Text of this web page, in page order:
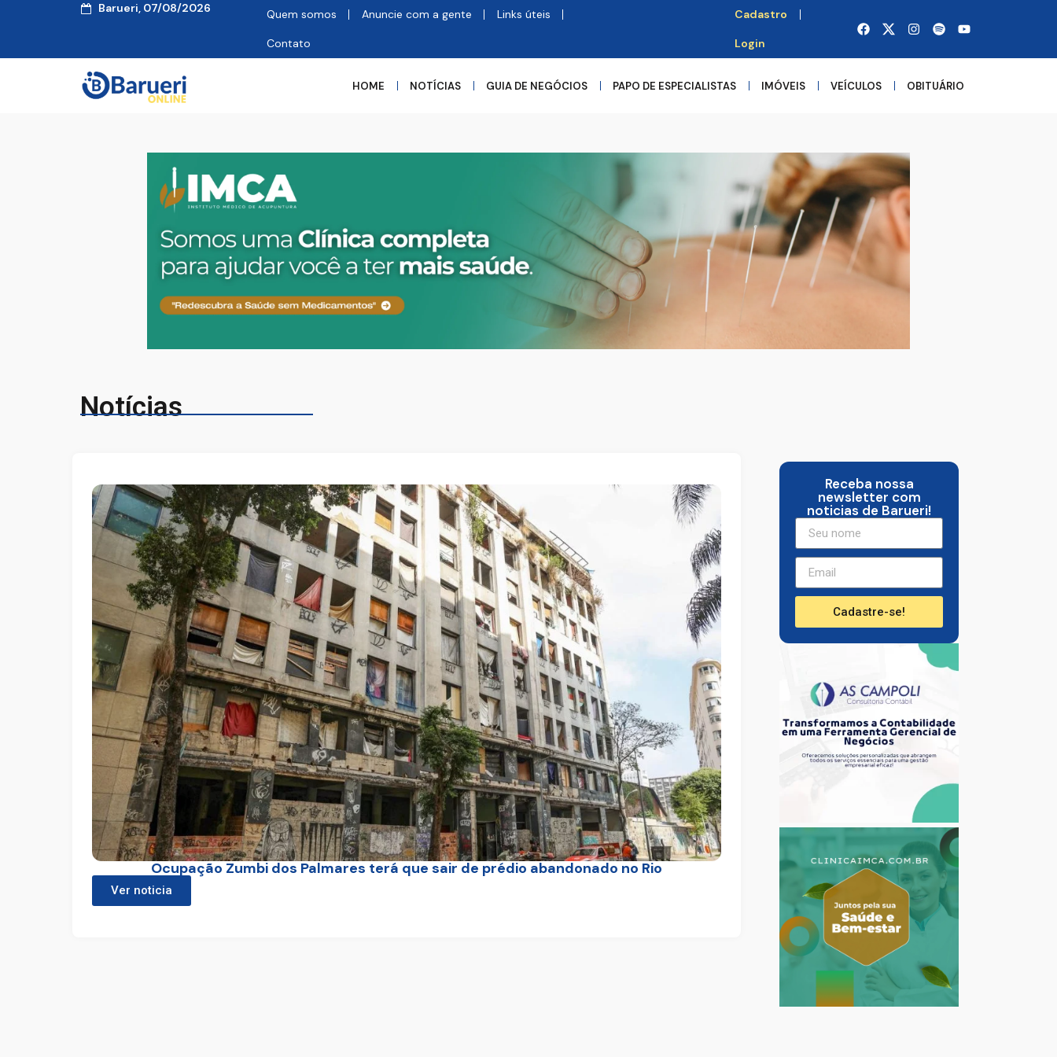
Barueri, 07/08/2026 Quem somos Anuncie com a gente Links úteis
Contato
Cadastro
Login
HOME NOTÍCIAS GUIA DE NEGÓCIOS PAPO DE ESPECIALISTAS IMÓVEIS VEÍCULOS OBITUÁRIO
Notícias
Ocupação Zumbi dos Palmares terá que sair de prédio abandonado no Rio
Ver noticia
Receba nossa
newsletter com
noticias de Barueri!
Cadastre-se!